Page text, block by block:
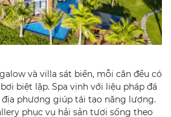
và villa sát biển, mỗi căn đều có
biệt lập. Spa vịnh với liệu pháp đá
phương giúp tái tạo năng lượng.
phục vụ hải sản tươi sống theo